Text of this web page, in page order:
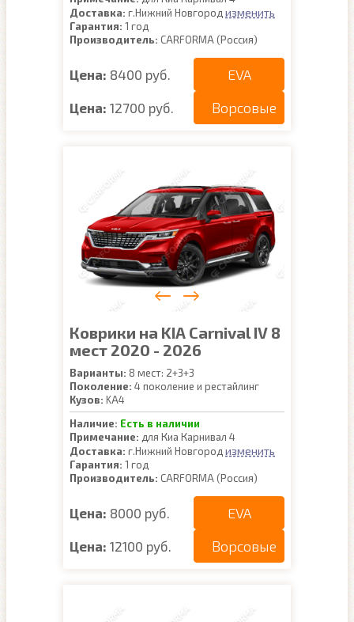
Доставка: г.Нижний Новгород изменить
Гарантия: 1 год
Производитель: CARFORMA (Россия)
Цена: 8400 руб. EVA
Цена: 12700 руб. Ворсовые
Коврики на KIA Carnival IV 8
мест 2020 - 2026
Варианты: 8 мест: 2+3+3
Поколение: 4 поколение и рестайлинг
Кузов: KA4
Наличие: Есть в наличии
Примечание: для Киа Карнивал 4
Доставка: г.Нижний Новгород изменить
Гарантия: 1 год
Производитель: CARFORMA (Россия)
Цена: 8000 руб. EVA
Цена: 12100 руб. Ворсовые